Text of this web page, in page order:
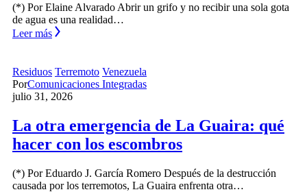
(*) Por Elaine Alvarado Abrir un grifo y no recibir una sola gota
de agua es una realidad…
Leer más
Residuos Terremoto Venezuela
PorComunicaciones Integradas
julio 31, 2026
La otra emergencia de La Guaira: qué
hacer con los escombros
(*) Por Eduardo J. García Romero Después de la destrucción
causada por los terremotos, La Guaira enfrenta otra…